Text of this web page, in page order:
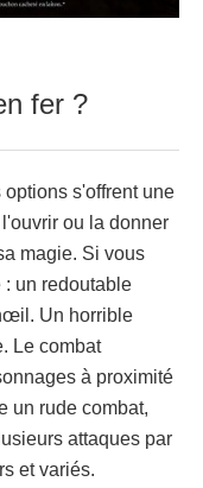
fer ?
s'offrent une
ou la donner
magie. Si vous
: un redoutable
Un horrible
Le combat
à proximité
un rude combat,
attaques par
et variés.